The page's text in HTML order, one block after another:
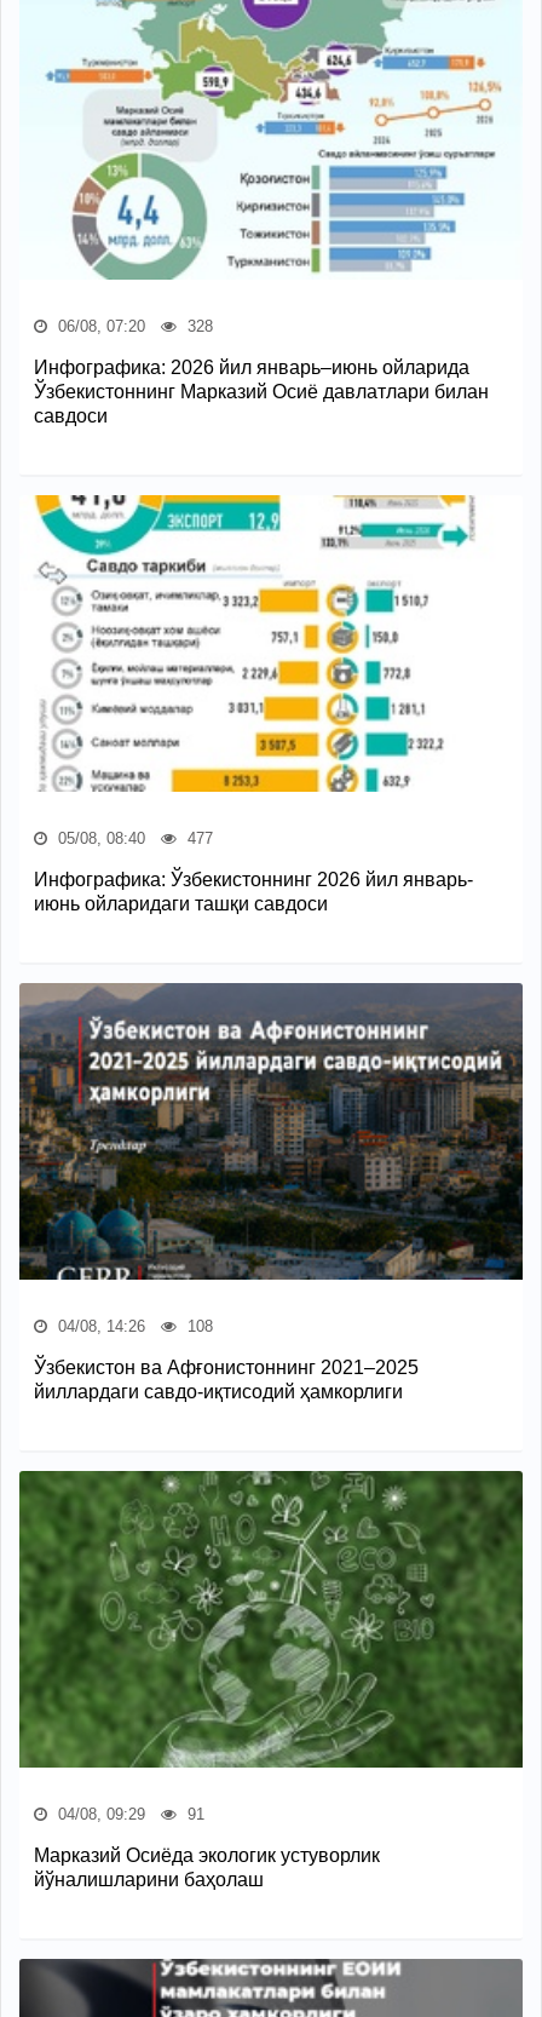
06/08, 07:20 328
Инфографика: 2026 йил январь–июнь ойларида
Ўзбекистоннинг Марказий Осиё давлатлари билан
савдоси
05/08, 08:40 477
Инфографика: Ўзбекистоннинг 2026 йил январь-
июнь ойларидаги ташқи савдоси
04/08, 14:26 108
Ўзбекистон ва Афғонистоннинг 2021–2025
йиллардаги савдо-иқтисодий ҳамкорлиги
04/08, 09:29 91
Марказий Осиёда экологик устуворлик
йўналишларини баҳолаш